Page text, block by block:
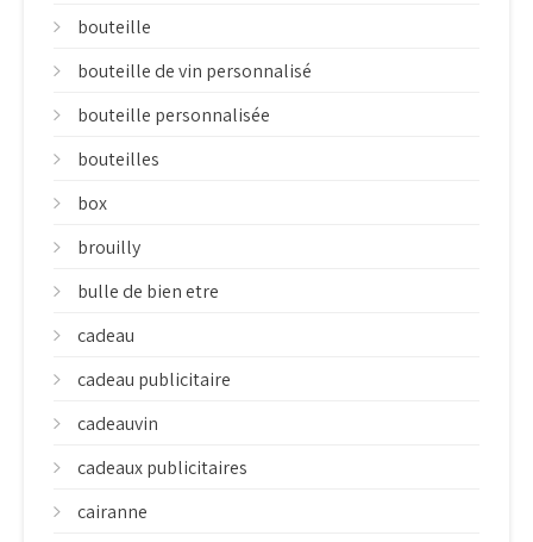
bouteille
bouteille de vin personnalisé
bouteille personnalisée
bouteilles
box
brouilly
bulle de bien etre
cadeau
cadeau publicitaire
cadeauvin
cadeaux publicitaires
cairanne